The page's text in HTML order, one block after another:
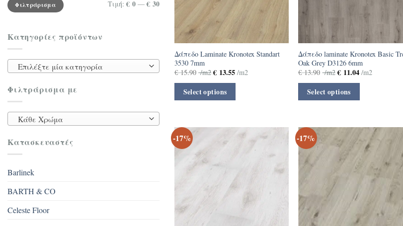
τιμή
τιμήΦιλτράρισμα Τιμή:€ 0 —€ 30
Κατηγορίες προϊόντων
Επιλέξτε μία κατηγορία
Φιλτράρισμα με
Κάθε Χρώμα
Κατασκευαστές
Barlinek
BARTH & CO
Celeste Floor
Δάπεδο Laminate Kronotex Standart
3530 7mm
€15.90 /m2 € 13.55 /m2
Select options
Δάπεδο laminate Kronotex Basic
Oak Grey D3126 6mm
€13.90 /m2 €11.04/m2
Select options
-17% -17%